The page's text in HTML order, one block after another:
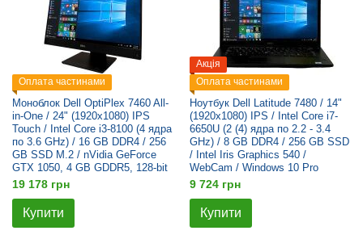
Оплата частинами
Моноблок Dell OptiPlex 7460 All-
in-One / 24" (1920x1080) IPS
Touch / Intel Core i3-8100 (4 ядра
по 3.6 GHz) / 16 GB DDR4 / 256
GB SSD M.2 / nVidia GeForce
GTX 1050, 4 GB GDDR5, 128-bit
19 178 грн
Купити
Акція
Оплата частинами
Ноутбук Dell Latitude 7480 / 14"
(1920x1080) IPS / Intel Core i7-
6650U (2 (4) ядра по 2.2 - 3.4
GHz) / 8 GB DDR4 / 256 GB SSD
/ Intel Iris Graphics 540 /
WebCam / Windows 10 Pro
9 724 грн
Купити